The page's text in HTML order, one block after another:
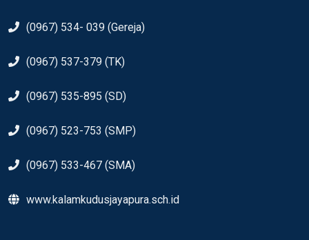
(0967) 534- 039 (Gereja)
(0967) 537-379 (TK)
(0967) 535-895 (SD)
(0967) 523-753 (SMP)
(0967) 533-467 (SMA)
www.kalamkudusjayapura.sch.id